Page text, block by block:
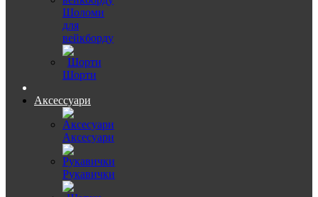
Шоломи
для
вейкборду
Шорти
Аксессуари
Аксесуари
Рукавички